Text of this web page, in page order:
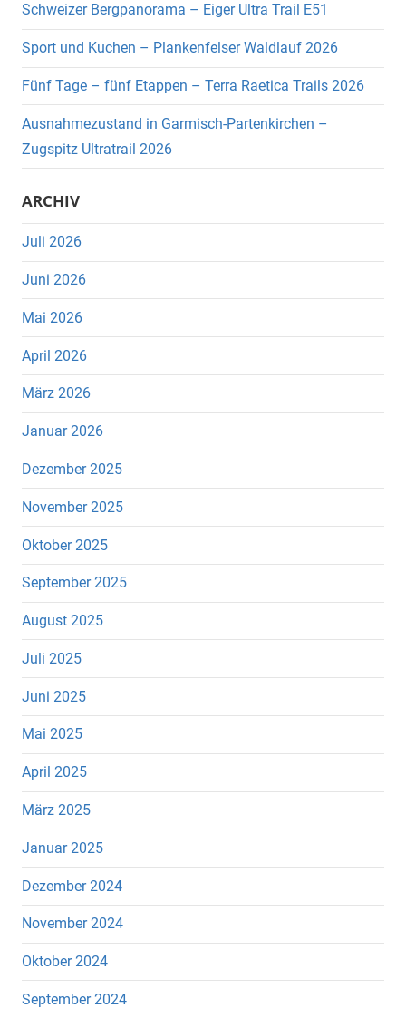
Schweizer Bergpanorama – Eiger Ultra Trail E51
Sport und Kuchen – Plankenfelser Waldlauf 2026
Fünf Tage – fünf Etappen – Terra Raetica Trails 2026
Ausnahmezustand in Garmisch-Partenkirchen –
Zugspitz Ultratrail 2026
ARCHIV
Juli 2026
Juni 2026
Mai 2026
April 2026
März 2026
Januar 2026
Dezember 2025
November 2025
Oktober 2025
September 2025
August 2025
Juli 2025
Juni 2025
Mai 2025
April 2025
März 2025
Januar 2025
Dezember 2024
November 2024
Oktober 2024
September 2024